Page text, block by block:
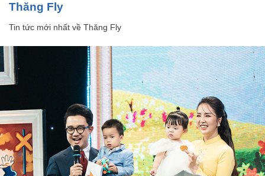
Thăng Fly
Tin tức mới nhất về Thăng Fly